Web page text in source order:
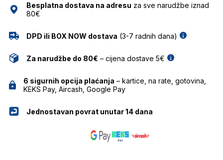
Besplatna dostava na adresu za sve narudžbe iznad
80€
DPD ili BOX NOW dostava (3-7 radnih dana)
Za narudžbe do 80€ – cijena dostave 5€
6 sigurnih opcija plaćanja – kartice, na rate, gotovina,
KEKS Pay, Aircash, Google Pay
Jednostavan povrat unutar 14 dana